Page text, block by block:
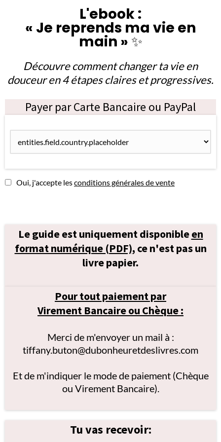
L'ebook :
« Je reprends ma vie en
main » ✨
Découvre comment changer ta vie en
douceur en 4 étapes claires et progressives.
Payer par Carte Bancaire ou PayPal
Oui, j'accepte lesconditions générales de vente
Le guide est uniquement disponibleen
format numérique (PDF), ce n'est pas un
livre papier.
Pour tout paiement par
Virement Bancaire ou Chèque :
Merci de m'envoyer un mail à :
tiffany.buton@dubonheuretdeslivres.com
Et de m'indiquer le mode de paiement (Chèque
ou Virement Bancaire).
Tu vas recevoir: